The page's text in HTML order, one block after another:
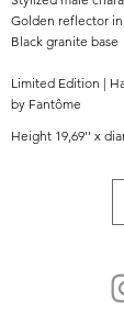
Golden reflector
Black granite base
Limited Edition |
by Fantôme
Height 19,69'' x